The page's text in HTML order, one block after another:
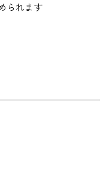
られます